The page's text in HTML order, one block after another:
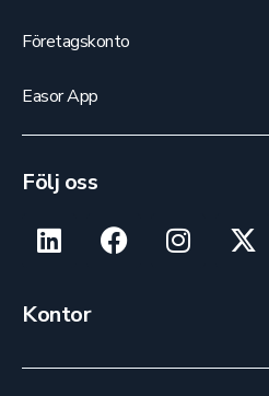
Företagskonto
Easor App
Följ oss
Kontor